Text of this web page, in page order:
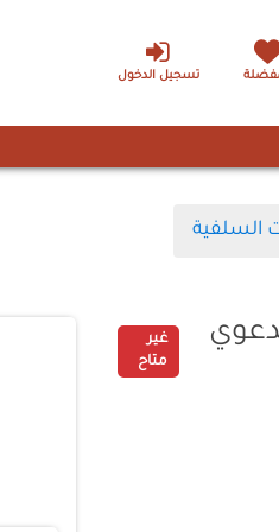
تسجيل الدخول
السلفية
غير
متاح